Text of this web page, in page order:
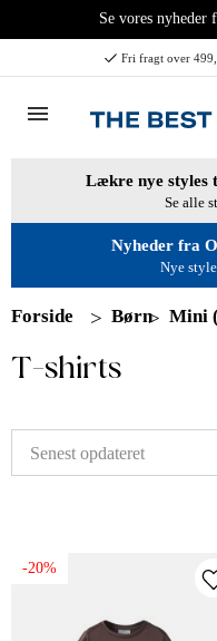
Se vores nyheder
Fri fragt over
Lækre nye styles
Se alle
Nyheder fra
Nye
Forside Børn Mini
T-shirts
-20%